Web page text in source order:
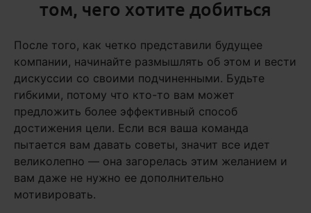
том, чего хотите добиться
После того, как четко представили будущее
компании, начинайте размышлять об этом и вести
дискуссии со своими подчиненными. Будьте
гибкими, потому что кто-то вам может
предложить более эффективный способ
достижения цели. Если вся ваша команда
пытается вам давать советы, значит все идет
великолепно — она загорелась этим желанием и
вам даже не нужно ее дополнительно
мотивировать.